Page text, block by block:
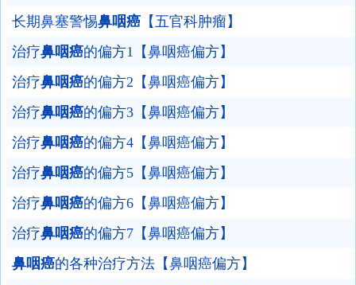
长期鼻塞警惕鼻咽癌 【五官科肿瘤】
治疗鼻咽癌的偏方1【鼻咽癌偏方】
治疗鼻咽癌的偏方2【鼻咽癌偏方】
治疗鼻咽癌的偏方3【鼻咽癌偏方】
治疗鼻咽癌的偏方4【鼻咽癌偏方】
治疗鼻咽癌的偏方5【鼻咽癌偏方】
治疗鼻咽癌的偏方6【鼻咽癌偏方】
治疗鼻咽癌的偏方7【鼻咽癌偏方】
鼻咽癌的各种治疗方法【鼻咽癌偏方】